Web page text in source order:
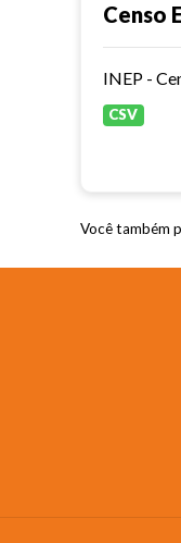
Censo
INEP -
CSV
Você também